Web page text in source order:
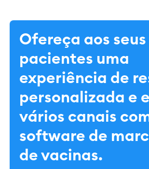
Ofereça aos seus
pacientes uma
experiência de
personalizada e
vários canais
software de
de vacinas.